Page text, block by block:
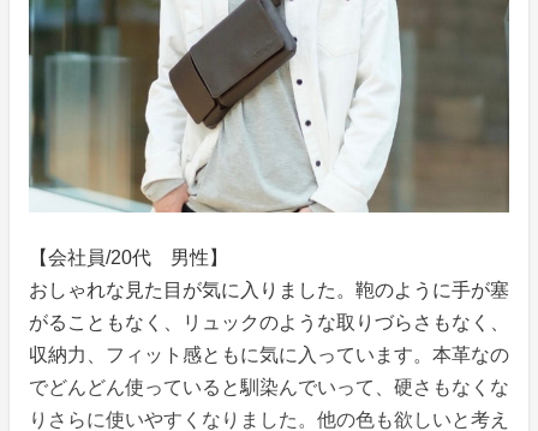
【会社員/20代 男性】
おしゃれな見た目が気に入りました。鞄のように手が塞
がることもなく、リュックのような取りづらさもなく、
収納力、フィット感ともに気に入っています。本革なの
でどんどん使っていると馴染んでいって、硬さもなくな
りさらに使いやすくなりました。他の色も欲しいと考え